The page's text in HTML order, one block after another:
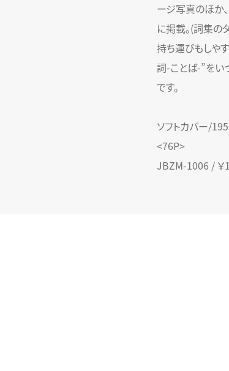
ージ写真のほか
に掲載。(詞集の
持ち運びもしや
詞-ことば-”をい
です。
ソフトカバー/
<76P>
JBZM-1006 / ￥